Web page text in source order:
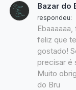
Bazar do
respondeu:
feliz que
gostado!
precisar é
Muito
do Bru